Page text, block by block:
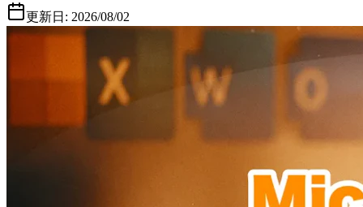
更新日: 2026/08/02